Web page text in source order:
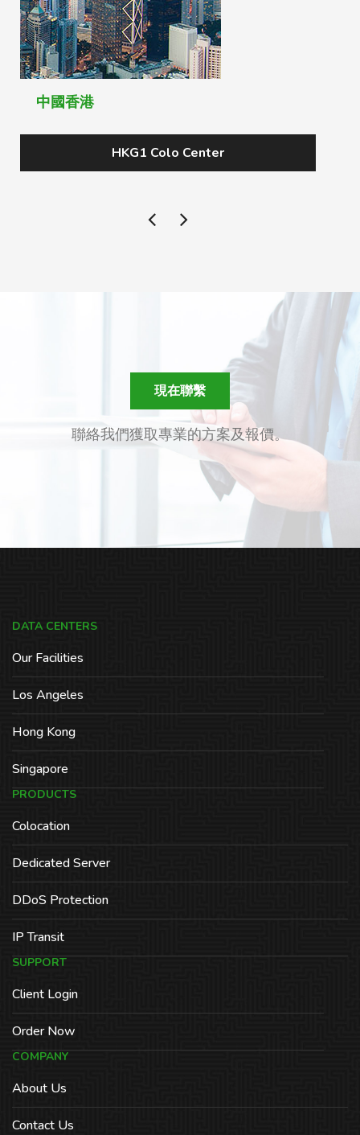
中國香港
HKG1 Colo Center
現在聯繫
聯絡我們獲取專業的方案及報價。
DATA CENTERS
Our Facilities
Los Angeles
Hong Kong
Singapore
PRODUCTS
Colocation
Dedicated Server
DDoS Protection
IP Transit
SUPPORT
Client Login
Order Now
COMPANY
About Us
Contact Us